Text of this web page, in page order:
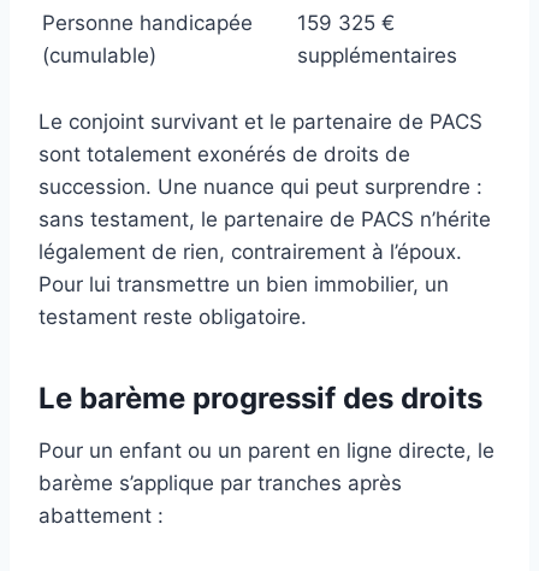
Personne handicapée
(cumulable)
159 325 €
supplémentaires
Le conjoint survivant et le partenaire de PACS
sont totalement exonérés de droits de
succession. Une nuance qui peut surprendre :
sans testament, le partenaire de PACS n’hérite
légalement de rien, contrairement à l’époux.
Pour lui transmettre un bien immobilier, un
testament reste obligatoire.
Le barème progressif des droits
Pour un enfant ou un parent en ligne directe, le
barème s’applique par tranches après
abattement :